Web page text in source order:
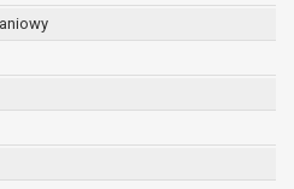
do treści danych oraz
kopii na podstawie art. 15
RODO,